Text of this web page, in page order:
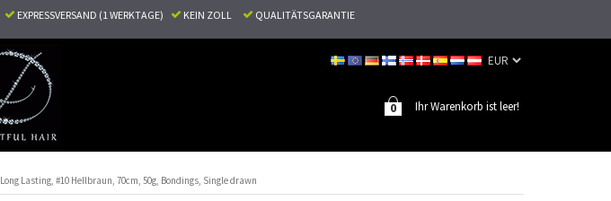
EXPRESSVERSAND (1 WERKTAGE) KEIN ZOLL QUALITÄTSGARANTIE
Ihr Warenkorb ist leer!
0
Long Lasting, #10 Hellbraun, 70cm, 50g, Bondings, Single drawn